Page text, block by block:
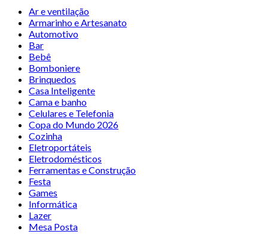
Ar e ventilação
Armarinho e Artesanato
Automotivo
Bar
Bebê
Bomboniere
Brinquedos
Casa Inteligente
Cama e banho
Celulares e Telefonia
Copa do Mundo 2026
Cozinha
Eletroportáteis
Eletrodomésticos
Ferramentas e Construção
Festa
Games
Informática
Lazer
Mesa Posta